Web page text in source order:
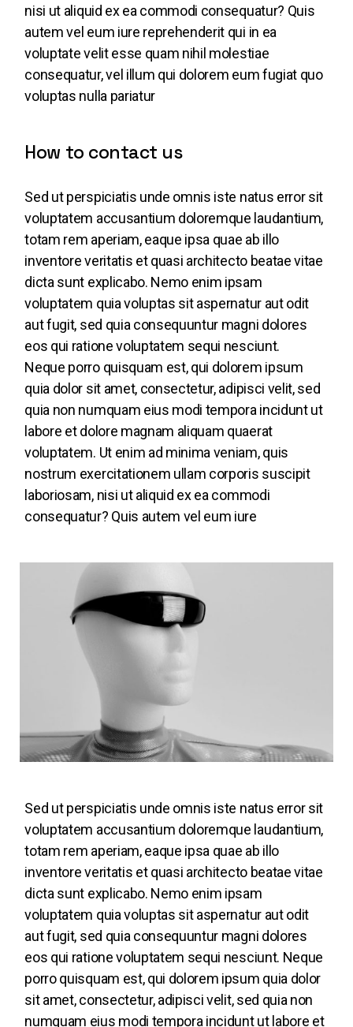
nisi ut aliquid ex ea commodi consequatur? Quis
autem vel eum iure reprehenderit qui in ea
voluptate velit esse quam nihil molestiae
consequatur, vel illum qui dolorem eum fugiat quo
voluptas nulla pariatur
How to contact us
Sed ut perspiciatis unde omnis iste natus error sit
voluptatem accusantium doloremque laudantium,
totam rem aperiam, eaque ipsa quae ab illo
inventore veritatis et quasi architecto beatae vitae
dicta sunt explicabo. Nemo enim ipsam
voluptatem quia voluptas sit aspernatur aut odit
aut fugit, sed quia consequuntur magni dolores
eos qui ratione voluptatem sequi nesciunt.
Neque porro quisquam est, qui dolorem ipsum
quia dolor sit amet, consectetur, adipisci velit, sed
quia non numquam eius modi tempora incidunt ut
labore et dolore magnam aliquam quaerat
voluptatem. Ut enim ad minima veniam, quis
nostrum exercitationem ullam corporis suscipit
laboriosam, nisi ut aliquid ex ea commodi
consequatur? Quis autem vel eum iure
Sed ut perspiciatis unde omnis iste natus error sit
voluptatem accusantium doloremque laudantium,
totam rem aperiam, eaque ipsa quae ab illo
inventore veritatis et quasi architecto beatae vitae
dicta sunt explicabo. Nemo enim ipsam
voluptatem quia voluptas sit aspernatur aut odit
aut fugit, sed quia consequuntur magni dolores
eos qui ratione voluptatem sequi nesciunt. Neque
porro quisquam est, qui dolorem ipsum quia dolor
sit amet, consectetur, adipisci velit, sed quia non
numquam eius modi tempora incidunt ut labore et